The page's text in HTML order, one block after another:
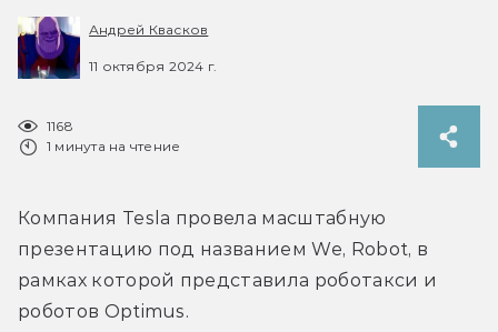
Андрей Квасков
11 октября 2024 г.
1168
1 минута на чтение
Компания Tesla провела масштабную
презентацию под названием We, Robot, в
роботов Optimus.